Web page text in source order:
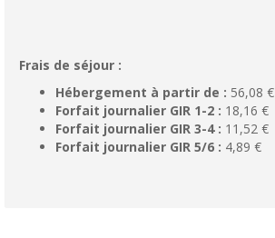
Frais de séjour :
Hébergement à partir de : 56,08 €
Forfait journalier GIR 1-2 : 18,16 €
Forfait journalier GIR 3-4 : 11,52 €
Forfait journalier GIR 5/6 : 4,89 €